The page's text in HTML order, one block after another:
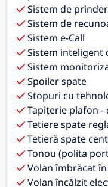
Sistem de
Sistem de
Sistem e-Call
Sistem inteligent
Sistem
Spoiler spate
Stopuri cu
Tapițerie plafon -
Tetiere spate
Tetieră spate
Tonou (polita
Volan îmbrăcat
Volan încălzit